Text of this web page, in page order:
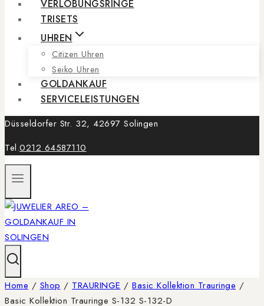
VERLOBUNGSRINGE
TRISETS
UHREN
Citizen Uhren
Seiko Uhren
GOLDANKAUF
SERVICELEISTUNGEN
Düsseldorfer Str. 32, 42697 Solingen
Tel.0212 64587110
Home / Shop / TRAURINGE / Basic Kollektion Trauringe /
Basic Kollektion Trauringe S-132 S-132-D